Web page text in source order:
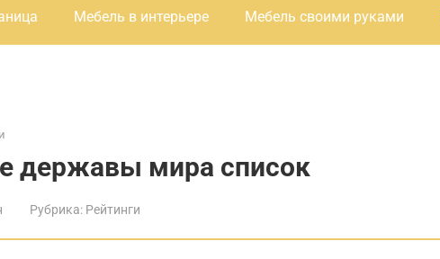
Мебель в интерьере Мебель своими руками
державы мира список
Рубрика: Рейтинги